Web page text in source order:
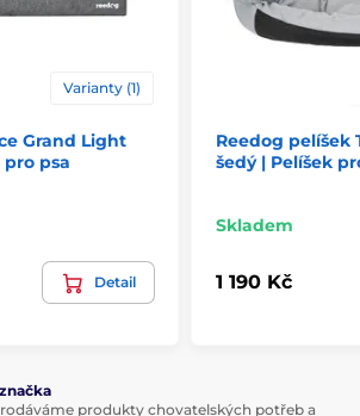
Varianty (1)
Grand Light
pro psa
Detail
Reedog pelíšek
šedý | Pelíšek
Skladem
1 190 Kč
produkty chovatelských potřeb a